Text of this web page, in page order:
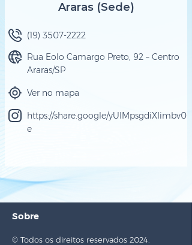
Araras (Sede)
(19) 3507-2222
Rua Eolo Camargo Preto, 92 – Centro
Araras/SP
Ver no mapa
https://share.google/yUIMpsgdiXIimbv0
e
Sobre
© Todos os direitos reservados 2024.